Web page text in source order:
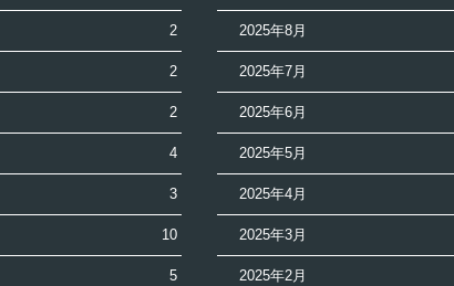
2
2
2
4
3
10
5
2025年8月
2025年7月
2025年6月
2025年5月
2025年4月
2025年3月
2025年2月